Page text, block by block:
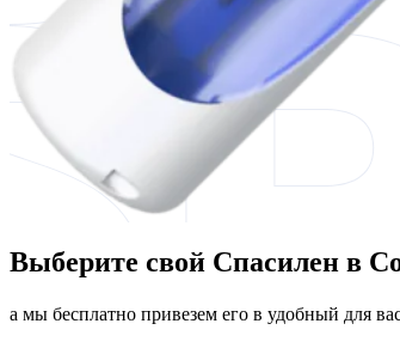
Выберите свой Спасилен в
а мы бесплатно привезем его в удобный для